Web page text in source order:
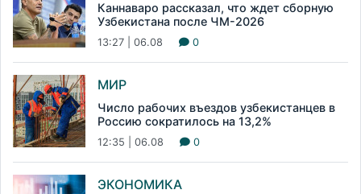
Каннаваро рассказал, что ждет сборную
Узбекистана после ЧМ-2026
13:27 | 06.08 0
МИР
Число рабочих въездов узбекистанцев в
Россию сократилось на 13,2%
12:35 | 06.08 0
ЭКОНОМИКА